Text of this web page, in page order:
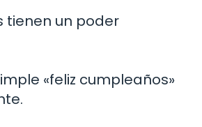
tienen un poder
«feliz cumpleaños»